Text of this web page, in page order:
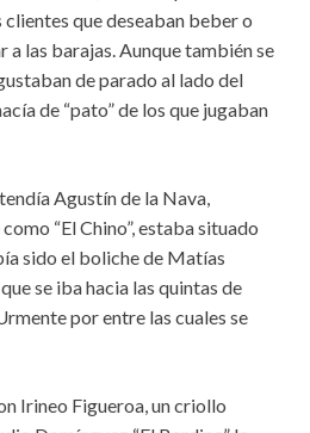
clientes que deseaban beber o
las barajas. Aunque también se
de parado al lado del
de “pato” de los que jugaban
Agustín de la Nava,
“El Chino”, estaba situado
sido el boliche de Matías
se iba hacia las quintas de
por entre las cuales se
Irineo Figueroa, un criollo